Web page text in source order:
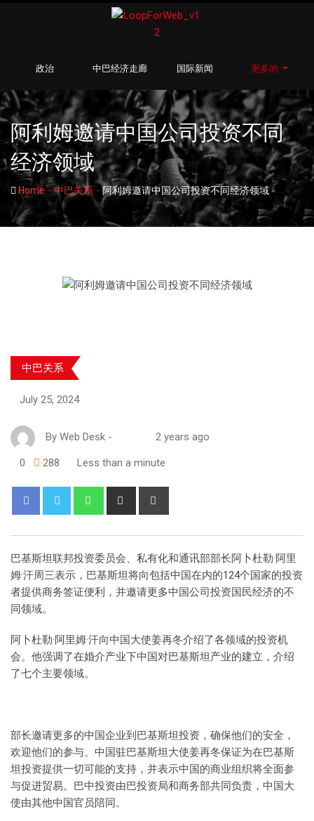
政治 中巴经济走廊 国际新闻 更多的
阿利姆邀请中国公司投资不同
经济领域
Home- 中巴关系 -阿利姆邀请中国公司投资不同经济领域
中巴关系
July 25, 2024
By Web Desk - 2 years ago
0 288 Less than a minute
巴基斯坦联邦投资委员会、私有化和通讯部部长阿卜杜勒·阿里
姆·汗周三表示，巴基斯坦将向包括中国在内的124个国家的投资
者提供商务签证便利，并邀请更多中国公司投资国民经济的不
同领域。
阿卜杜勒·阿里姆·汗向中国大使姜再冬介绍了各领域的投资机
会。他强调了在婚介产业下中国对巴基斯坦产业的建立，介绍
了七个主要领域。
部长邀请更多的中国企业到巴基斯坦投资，确保他们的安全，
欢迎他们的参与。中国驻巴基斯坦大使姜再冬保证为在巴基斯
坦投资提供一切可能的支持，并表示中国的商业组织将全面参
与促进贸易。巴中投资由巴投资局和商务部共同负责，中国大
使由其他中国官员陪同。